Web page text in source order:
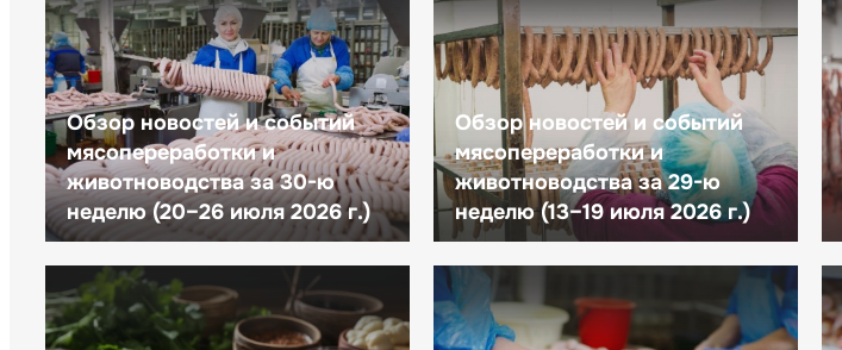
Обзор новостей и событий
мясопереработки и
животноводства за 30-ю
неделю (20–26 июля 2026 г.)
Обзор новостей и событий
мясопереработки и
животноводства за 29-ю
неделю (13–19 июля 2026 г.)